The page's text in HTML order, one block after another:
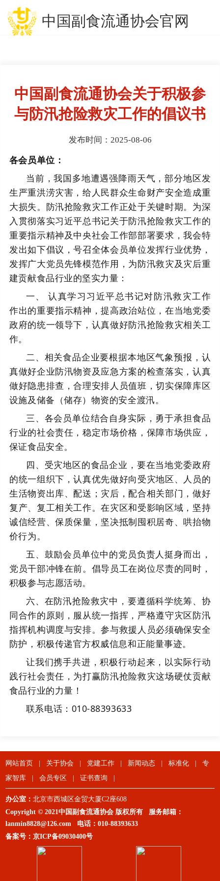
中国副食流通协会官网
中国副食流通协会关于积极参
与防汛抢险救灾工作的倡议书
发布时间：2025-08-06
各会员单位：
当前，我国多地遭遇强降雨天气，部分地区发
生严重洪涝灾害，给人民群众生命财产安全造成重
大损失。防汛抢险救灾工作正处于关键时期。为深
入贯彻落实习近平总书记关于防汛抢险救灾工作的
重要指示精神及中央社会工作部部署要求，我会特
发出如下倡议，号召全体会员单位发挥行业优势，
发挥广大党员先锋模范作用，为防汛救灾及灾后重
建贡献食品行业的坚实力量：
一、 认真学习习近平总书记对防汛救灾工作
作出的重要指示精神，提高政治站位，在当地党委
政府的统一领导下，认真做好防汛抢险救灾相关工
作。
二、相关食品企业要根据本地区气象预报，认
真做好企业防汛物资及应急方案的检查落实，认真
做好隐患排查，合理安排人员值班，切实保障库区
设施及储备（储存）物资的安全渡汛。
三、各会员单位结合自身实际，勇于承担食品
行业的社会责任，稳定市场价格，保障市场供应，
保证食品安全。
四、受灾地区的食品企业，要在当地党委政府
的统一组织下，认真优先做好向受灾地区、人员的
生活物资出库、配送；灾后，配合相关部门，做好
复产、复工相关工作。在灾区和受影响区域，坚持
诚信经营、保质保量，坚决抵制囤积居奇、哄抬物
价行为。
五、鼓励会员单位中的党员负责人挺身而出，
党员干部冲锋在前。倡导员工在岗位尽责的同时，
积极参与志愿活动。
六、在防汛抢险救灾中，要遵循科学统筹、协
同合作的原则，服从统一指挥，严格遵守灾区防汛
指挥机构调度与安排。参与救援人员必须确保安全
防护，积极传递官方权威信息和正能量事迹。
让我们携手共进，积极行动起来，以实际行动
践行社会责任，为打赢防汛抢险救灾这场硬仗贡献
食品行业的力量！
联系电话：010-88393633
网站首页 关于协会 党建工作 新闻动态 标准化
专
家智库
会员专区 证书查询
办公室：北京市西城区金贸大厦C2座608
Copyright © 2021中国副食流通协会 版权所有 服务邮箱：
lanmin8828@126.com 电话：010-88393633
备案号：京ICP备09030400号